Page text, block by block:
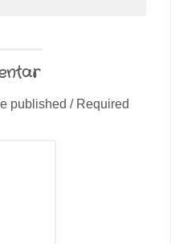
published / Required